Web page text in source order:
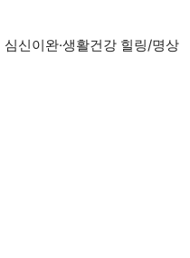
심신이완·생활건강 힐링/명상